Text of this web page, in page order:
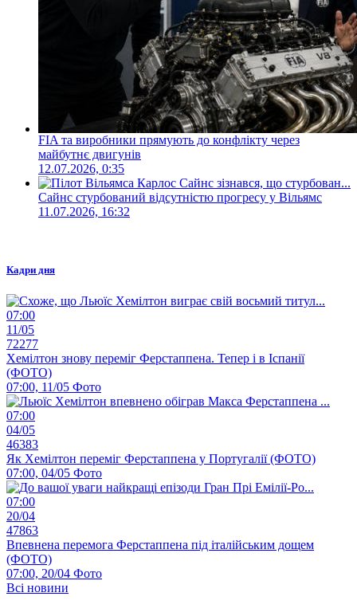
FIA та виробники прямують до конфлікту через
майбутнє двигунів
12.07.2026, 0:35
Сайнс стурбований відсутністю прогресу у Вільямс
11.07.2026, 16:32
Кадри дня
07:00
11/05
72277
Хемілтон знову переміг Ферстаппена. Тепер і в Іспанії
(ФОТО)
07:00, 11/05 Фото
07:00
04/05
46383
Як Хемілтон переміг Ферстаппена у Португалії (ФОТО)
07:00, 04/05 Фото
07:00
20/04
47863
Впевнена перемога Ферстаппена під італійським дощем
(ФОТО)
07:00, 20/04 Фото
Всі новини